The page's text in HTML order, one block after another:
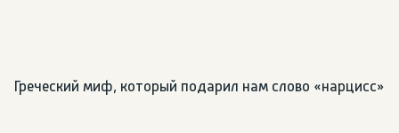
Греческий миф, который подарил нам слово «нарцисс»